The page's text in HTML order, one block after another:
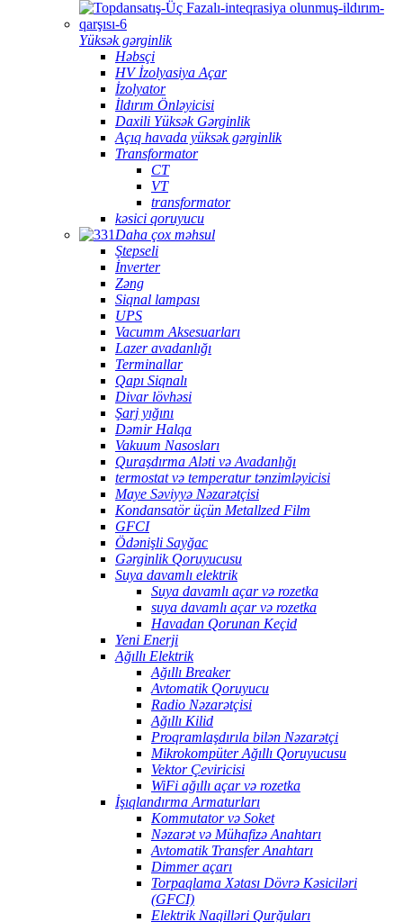
Yüksək gərginlik
Həbsçi
HV İzolyasiya Açar
İzolyator
İldırım Önləyicisi
Daxili Yüksək Gərginlik
Açıq havada yüksək gərginlik
Transformator
CT
VT
transformator
kəsici qoruyucu
Daha çox məhsul
Ştepseli
İnverter
Zəng
Siqnal lampası
UPS
Vacumm Aksesuarları
Lazer avadanlığı
Terminallar
Qapı Siqnalı
Divar lövhəsi
Şarj yığını
Dəmir Halqa
Vakuum Nasosları
Quraşdırma Aləti və Avadanlığı
termostat və temperatur tənzimləyicisi
Maye Səviyyə Nəzarətçisi
Kondansatör üçün Metallzed Film
GFCI
Ödənişli Sayğac
Gərginlik Qoruyucusu
Suya davamlı elektrik
Suya davamlı açar və rozetka
suya davamlı açar və rozetka
Havadan Qorunan Keçid
Yeni Enerji
Ağıllı Elektrik
Ağıllı Breaker
Avtomatik Qoruyucu
Radio Nəzarətçisi
Ağıllı Kilid
Proqramlaşdırıla bilən Nəzarətçi
Mikrokompüter Ağıllı Qoruyucusu
Vektor Çeviricisi
WiFi ağıllı açar və rozetka
İşıqlandırma Armaturları
Kommutator və Soket
Nəzarət və Mühafizə Anahtarı
Avtomatik Transfer Anahtarı
Dimmer açarı
Torpaqlama Xətası Dövrə Kəsiciləri
(GFCI)
Elektrik Naqilləri Qurğuları